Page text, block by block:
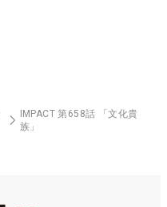
IMPACT 第658話 「文化貴
族」